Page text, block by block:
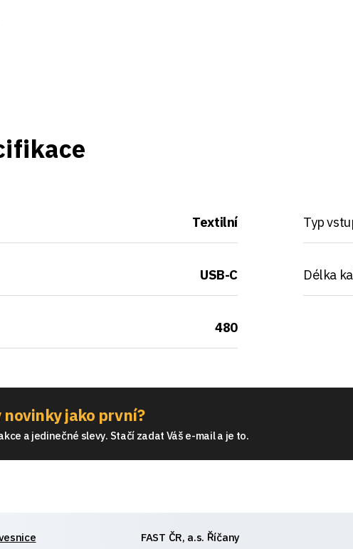
Textilní Typ
USB-C Délka
480
jako první?
a jedinečné slevy. Stačí zadat Váš e-mail a je to.
FAST ČR, a.s. Říčany